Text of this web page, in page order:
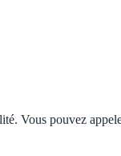
Vous pouvez